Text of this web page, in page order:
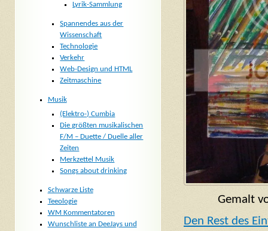
Gemalt
Den Rest des
Lyrik-Sammlung
Spannendes aus der
Wissenschaft
Technologie
Verkehr
Web-Design und HTML
Zeitmaschine
Musik
(Elektro-) Cumbia
Die größten musikalischen
F/M – Duette / Duelle aller
Zeiten
Merkzettel Musik
Songs about drinking
Schwarze Liste
Teeologie
WM Kommentatoren
Wunschliste an DeeJays und